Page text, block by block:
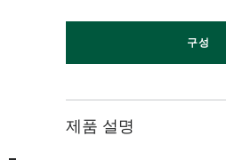
구성
제품 설명